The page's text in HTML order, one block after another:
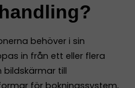
behöver i sin
in från ett eller flera
bildskärmar till
för bokningssystem,